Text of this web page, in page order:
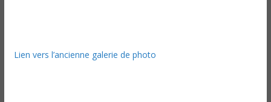
Lien vers l’ancienne galerie de photo